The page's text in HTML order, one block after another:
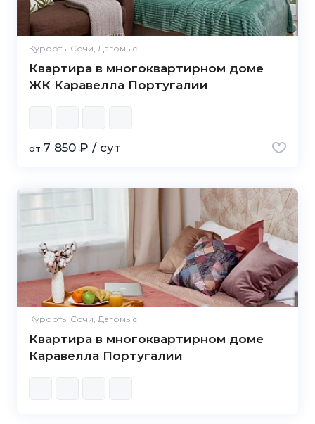
Курорты Сочи, Дагомыс
Квартира в многоквартирном доме
ЖК Каравелла Португалии
от 7 850 ₽ / сут
Курорты Сочи, Дагомыс
Квартира в многоквартирном доме
Каравелла Португалии